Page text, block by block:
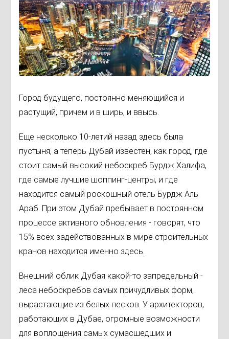
Город будущего, постоянно меняющийся и
растущий, причем и в ширь, и ввысь.
Еще несколько 10-летий назад здесь была
пустыня, а теперь Дубай известен, как город, где
стоит самый высокий небоскреб Бурдж Халифа,
где самые лучшие шоппинг-центры, и где
находится самый роскошный отель Бурдж Аль
Араб. При этом Дубай пребывает в постоянном
процессе активного обновления - говорят, что
15% всех задействованных в мире строительных
кранов находится именно здесь.
Внешний облик Дубая какой-то запредельный -
леса небоскребов самых причудливых форм,
вырастающие из белых песков. У архитекторов,
работающих в Дубае, огромные возможности
для воплощения самых сумасшедших и